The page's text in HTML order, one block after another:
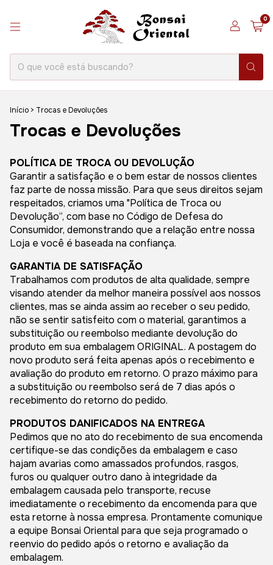
0
Início > Trocas e Devoluções
Trocas e Devoluções
POLÍTICA DE TROCA OU DEVOLUÇÃO
Garantir a satisfação e o bem estar de nossos clientes
faz parte de nossa missão. Para que seus direitos sejam
respeitados, criamos uma "Política de Troca ou
Devolução”, com base no Código de Defesa do
Consumidor, demonstrando que a relação entre nossa
Loja e você é baseada na confiança.
GARANTIA DE SATISFAÇÃO
Trabalhamos com produtos de alta qualidade, sempre
visando atender da melhor maneira possível aos nossos
clientes, mas se ainda assim ao receber o seu pedido,
não se sentir satisfeito com o material, garantimos a
substituição ou reembolso mediante devolução do
produto em sua embalagem ORIGINAL. A postagem do
novo produto será feita apenas após o recebimento e
avaliação do produto em retorno. O prazo máximo para
a substituição ou reembolso será de 7 dias após o
recebimento do retorno do pedido.
PRODUTOS DANIFICADOS NA ENTREGA
Pedimos que no ato do recebimento de sua encomenda
certifique-se das condições da embalagem e caso
hajam avarias como amassados profundos, rasgos,
furos ou qualquer outro dano à integridade da
embalagem causada pelo transporte, recuse
imediatamente o recebimento da encomenda para que
esta retorne à nossa empresa. Prontamente comunique
a equipe Bonsai Oriental para que seja programado o
reenvio do pedido após o retorno e avaliação da
embalagem.